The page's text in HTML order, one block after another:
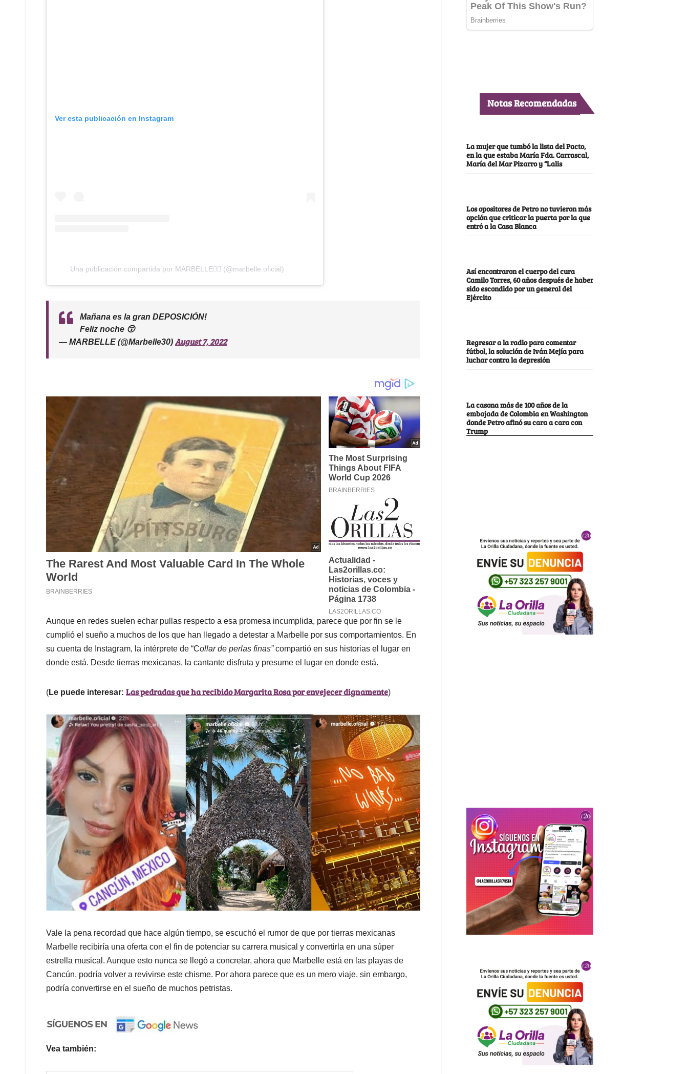
Ver esta publicación en Instagram
Una publicación compartida por MARBELLE❤️‍🔥 (@marbelle.oficial)
Mañana es la gran DEPOSICIÓN!
Feliz noche 😙
— MARBELLE (@Marbelle30) August 7, 2022
Aunque en redes suelen echar pullas respecto a esa promesa incumplida, parece que por fin se le
cumplió el sueño a muchos de los que han llegado a detestar a Marbelle por sus comportamientos. En
su cuenta de Instagram, la intérprete de “Collar de perlas finas”compartió en sus historias el lugar en
donde está. Desde tierras mexicanas, la cantante disfruta y presume el lugar en donde está.
(Le puede interesar: Las pedradas que ha recibido Margarita Rosa por envejecer dignamente)
Vale la pena recordad que hace algún tiempo, se escuchó el rumor de que por tierras mexicanas
Marbelle recibiría una oferta con el fin de potenciar su carrera musical y convertirla en una súper
estrella musical. Aunque esto nunca se llegó a concretar, ahora que Marbelle está en las playas de
Cancún, podría volver a revivirse este chisme. Por ahora parece que es un mero viaje, sin embargo,
podría convertirse en el sueño de muchos petristas.
Vea también:
Notas Recomendadas
La mujer que tumbó la lista del Pacto,
en la que estaba María Fda. Carrascal,
María del Mar Pizarro y “Lalis
Los opositores de Petro no tuvieron más
opción que criticar la puerta por la que
entró a la Casa Blanca
Así encontraron el cuerpo del cura
Camilo Torres, 60 años después de haber
sido escondido por un general del
Ejército
Regresar a la radio para comentar
fútbol, la solución de Iván Mejía para
luchar contra la depresión
La casona más de 100 años de la
embajada de Colombia en Washington
donde Petro afinó su cara a cara con
Trump